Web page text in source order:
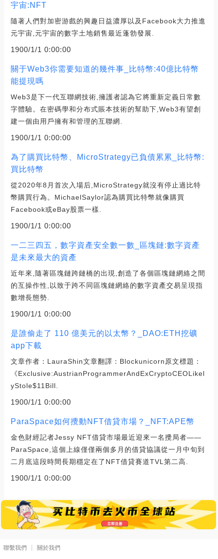
宇宙:NFT
隨著人們對加密游戲的興趣日益濃厚以及Facebook大力推進
元宇宙,元宇宙的數字土地銷售最近蓬勃發展.
1900/1/1 0:00:00
關于Web3你需要知道的幾件事_比特幣:40億比特幣
能提現嗎
Web3是下一代互聯網技術,擁護者認為它將重新定義日常數
字體驗。在密碼學和分布式賬本技術的幫助下,Web3有望創
建一個由用戶擁有和管理的互聯網.
1900/1/1 0:00:00
為了購買比特幣、MicroStrategy已負債累累_比特幣:
買比特幣
從2020年8月首次入場后,MicroStrategy就沒有停止過比特
幣購買行為。MichaelSaylor認為購買比特幣就像購買
Facebook或eBay股票一樣.
1900/1/1 0:00:00
一二三四五，數字資產安全數一數_區塊鏈:數字資產
是未來最大的資產
近年來,隨著區塊鏈跨鏈橋的出現,創造了各個區塊鏈網絡之間
的互操作性,以致于跨不同區塊鏈網絡的數字資產交易呈現指
數增長態勢.
1900/1/1 0:00:00
是誰偷走了 110 億美元的以太幣？_DAO:ETH挖礦
app下載
文章作者：LauraShin文章翻譯：Blockunicorn原文標題：
《Exclusive:AustrianProgrammerAndExCryptoCEOLikel
yStole$11Bill.
1900/1/1 0:00:00
ParaSpace如何攪動NFT借貸市場？_NFT:APE幣
金色財經記者Jessy NFT借貸市場最近迎來一名攪局者——
ParaSpace,這個上線僅僅兩個多月的借貸協議從一月中旬到
二月底這段時間長期穩定在了NFT借貸賽道TVL第二高.
1900/1/1 0:00:00
聯繫我們 關於我們